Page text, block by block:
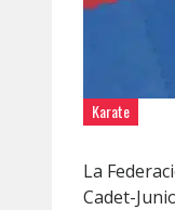
Karate
La
Cadet-